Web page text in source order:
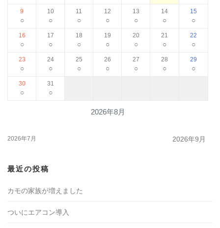
2026年8月
9
○
10
○
11
○
12
○
13
○
14
○
15
○
16
○
17
○
18
○
19
○
20
○
21
○
22
○
23
○
24
○
25
○
26
○
27
○
28
○
29
○
30
○
31
○
2026年7月 2026年9月
最近の投稿
カモの家族が増えました
ついにエアコン導入